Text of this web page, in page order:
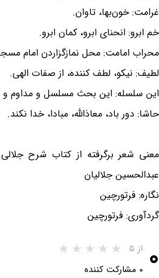
غرامت: خون‌بها، تاوان.
خم ابرو: انحنای ابرو، کمان ابرو.
محراب امامت: محل نمازگزاردن امام
لطیف: نیکو، لطف کننده، از صفات الهی.
این سلسله: این بحث مسلسل و مداوم
حاشا: دور باد، معاذ‌الله، مبادا، خدا نکند.
معنی شعر برگرفته از کتاب شرح
عبدالحسین جلالیان
نگاره: فرتورچین
گردآوری: فرتورچین
۰ از ۵
۰ مشارکت کننده